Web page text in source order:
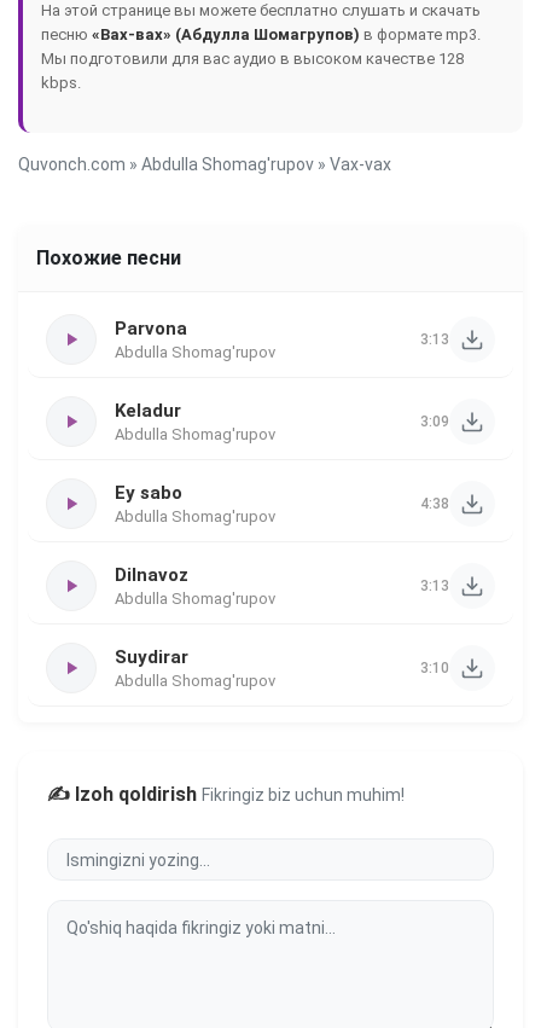
На этой странице вы можете бесплатно слушать и скачать
песню «Вах-вах» (Абдулла Шомагрупов) в формате mp3.
Мы подготовили для вас аудио в высоком качестве 128
kbps.
Quvonch.com » Abdulla Shomag'rupov » Vax-vax
Похожие песни
Parvona
Abdulla Shomag'rupov
3:13
Keladur
Abdulla Shomag'rupov
3:09
Ey sabo
Abdulla Shomag'rupov
4:38
Dilnavoz
Abdulla Shomag'rupov
3:13
Suydirar
Abdulla Shomag'rupov
3:10
✍️ Izoh qoldirish Fikringiz biz uchun muhim!